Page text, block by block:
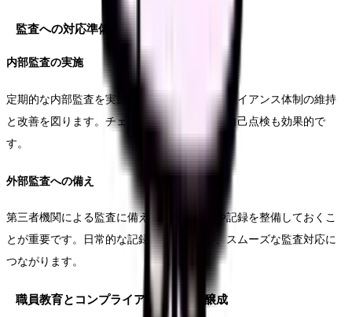
監査への対応準備
内部監査の実施
定期的な内部監査を実施することで、コンプライアンス体制の維持
と改善を図ります。チェックリストを用いた自己点検も効果的で
す。
外部監査への備え
第三者機関による監査に備え、必要な書類や記録を整備しておくこ
とが重要です。日常的な記録管理の徹底が、スムーズな監査対応に
つながります。
職員教育とコンプライアンス意識の醸成